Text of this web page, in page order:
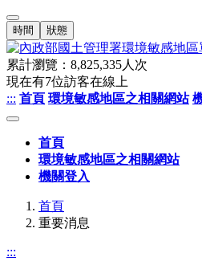
時間 狀態
累計瀏覽： 8,825,335人次
現在有7位訪客在線上
::: 首頁 環境敏感地區之相關網站
首頁
環境敏感地區之相關網站
機關登入
首頁
重要消息
:::